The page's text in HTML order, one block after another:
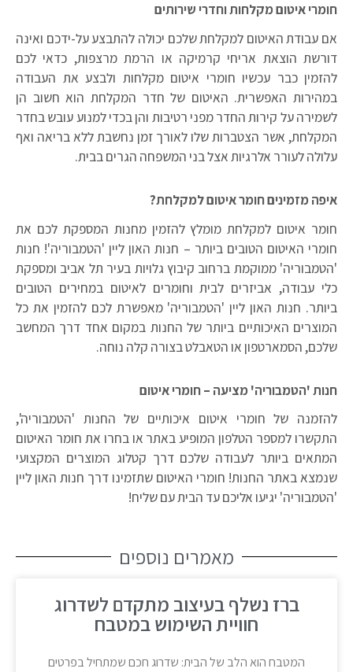
חומרי איטום מקלחות וחדרי שירותים
אם עבודת האיטום למקלחת שלכם יכולה להתבצע על-ידכם ואינה
דורשת הוצאת אריחי קרמיקה או הרמת מרצפות, כדאי לכם
להזמין כבר עכשיו חומרי איטום מקלחות ולבצע את העבודה
במהירות האפשרית. האיטום של חדר המקלחת הוא חשוב הן
לשמירה על קירות החדר מפני רטיבות והן בכדי למנוע עובש בחדר
המקלחת, אשר הצטברות שלו לאורך זמן נחשבת ללא בריאה ואף
עלולה לעורר אלרגיות אצל בני המשפחה הגרים בבית.
איפה מזמינים חומר איטום למקלחת?
חומר איטום למקלחת מומלץ להזמין מחנות המספקת לכם את
חומרי האיטום הטובים ביותר – חנות האון ליין 'הטמבוריה'! חנות
'הטמבוריה' ממוקמת ברחוב קיבוץ גלויות בעיר תל אביב ומספקת
כלי עבודה, אביזרים לבית וחומרים לאיטום במחירים הטובים
ביותר. חנות האון ליין 'הטמבוריה' מאפשרת לכם להזמין את כל
המוצרים האיכותיים ביותר של החנות במקום אחד דרך המחשב
שלכם, הסמארטפון או הטאבלט בצורה קלה נוחה.
חנות 'הטמבוריה' מציעה – חומרי איטום
להזמנה של חומרי איטום איכותיים של החנות 'הטמבוריה',
התקשרו למספר הטלפון המופיע באתר או בחרו את חומר האיטום
המתאים ביותר לעבודה שלכם דרך קטלוג המוצרים המקצועי
שנמצא באתר החנות! חומרי האיטום שתזמינו דרך חנות האון ליין
'הטמבוריה' יגיעו אליכם עד הבית עם שליח!
מאמרים נוספים
ברז נשלף בעיצוב מתקדם לשדרוג
חוויית השימוש במטבח
המטבח הוא הלב של הבית: שדרוג חכם שמתחיל בפרטים